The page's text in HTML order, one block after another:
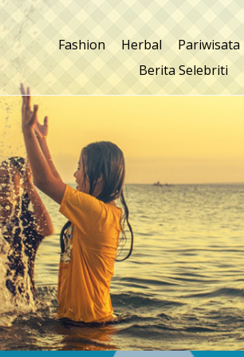
Fashion Herbal Pariwisata
Berita Selebriti